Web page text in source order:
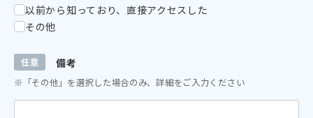
以前から知っており、直接アクセスした
その他
任意 備考
※「その他」を選択した場合のみ、詳細をご入力ください